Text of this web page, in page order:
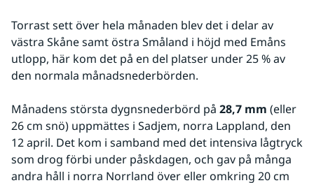
Torrast sett över hela månaden blev det i delar av
västra Skåne samt östra Småland i höjd med Emåns
utlopp, här kom det på en del platser under 25 % av
den normala månadsnederbörden.
Månadens största dygnsnederbörd på 28,7 mm (eller
26 cm snö) uppmättes i Sadjem, norra Lappland, den
12 april. Det kom i samband med det intensiva lågtryck
som drog förbi under påskdagen, och gav på många
andra håll i norra Norrland över eller omkring 20 cm